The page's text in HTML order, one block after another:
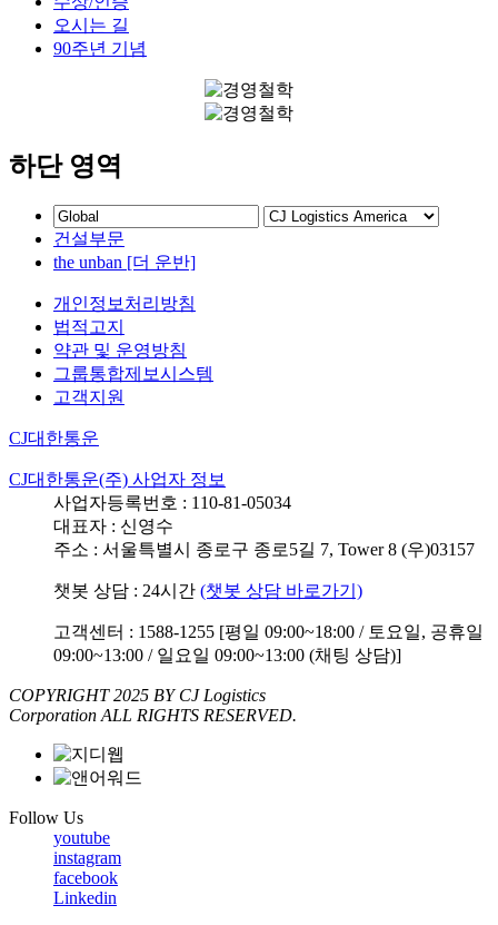
오시는 길
90주년 기념
하단 영역
건설부문
the unban [더 운반]
개인정보처리방침
법적고지
약관 및 운영방침
그룹통합제보시스템
고객지원
CJ대한통운
CJ대한통운(주) 사업자 정보
사업자등록번호 : 110-81-05034
대표자 : 신영수
주소 : 서울특별시 종로구 종로5길 7, Tower 8 (우)03157
챗봇 상담 : 24시간 (챗봇 상담 바로가기)
고객센터 : 1588-1255 [평일 09:00~18:00 / 토요일, 공휴일
09:00~13:00 / 일요일 09:00~13:00 (채팅 상담)]
COPYRIGHT 2025 BY CJ Logistics
Corporation ALL RIGHTS RESERVED.
Follow Us
youtube
instagram
facebook
Linkedin